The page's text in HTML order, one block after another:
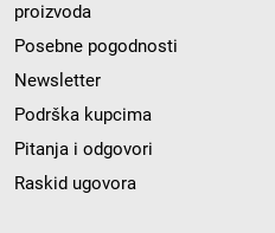
proizvoda
Posebne pogodnosti
Newsletter
Podrška kupcima
Pitanja i odgovori
Raskid ugovora